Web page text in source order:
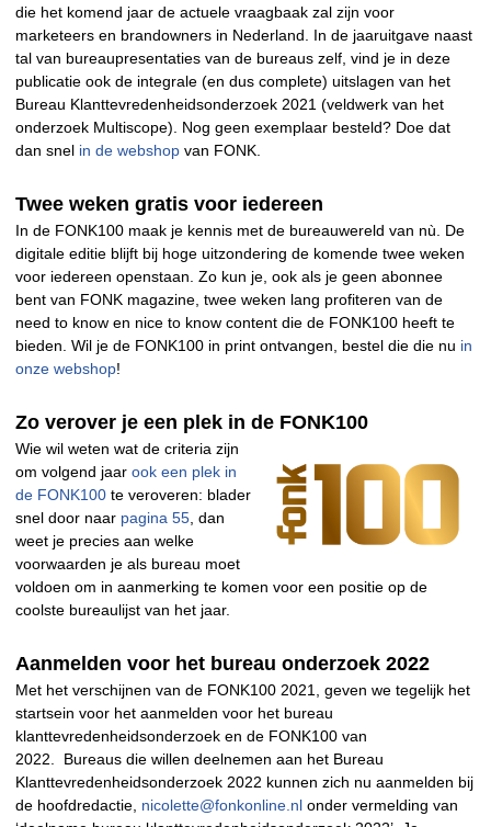
die het komend jaar de actuele vraagbaak zal zijn voor
marketeers en brandowners in Nederland. In de jaaruitgave naast
tal van bureaupresentaties van de bureaus zelf, vind je in deze
publicatie ook de integrale (en dus complete) uitslagen van het
Bureau Klanttevredenheidsonderzoek 2021 (veldwerk van het
onderzoek Multiscope). Nog geen exemplaar besteld? Doe dat
dan snel in de webshop van FONK.
Twee weken gratis voor iedereen
In de FONK100 maak je kennis met de bureauwereld van nù. De
digitale editie blijft bij hoge uitzondering de komende twee weken
voor iedereen openstaan. Zo kun je, ook als je geen abonnee
bent van FONK magazine, twee weken lang profiteren van de
need to know en nice to know content die de FONK100 heeft te
bieden. Wil je de FONK100 in print ontvangen, bestel die die nu in
onze webshop!
Zo verover je een plek in de FONK100
Wie wil weten wat de criteria zijn
om volgend jaar ook een plek in
de FONK100 te veroveren: blader
snel door naar pagina 55 , dan
weet je precies aan welke
voorwaarden je als bureau moet
voldoen om in aanmerking te komen voor een positie op de
coolste bureaulijst van het jaar.
Aanmelden voor het bureau onderzoek 2022
Met het verschijnen van de FONK100 2021, geven we tegelijk het
startsein voor het aanmelden voor het bureau
klanttevredenheidsonderzoek en de FONK100 van
2022. Bureaus die willen deelnemen aan het Bureau
Klanttevredenheidsonderzoek 2022 kunnen zich nu aanmelden bij
de hoofdredactie, nicolette@fonkonline.nl onder vermelding van